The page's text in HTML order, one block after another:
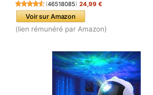
(46518085) 24,99 €
Voir sur Amazon
(lien rémunéré par Amazon)